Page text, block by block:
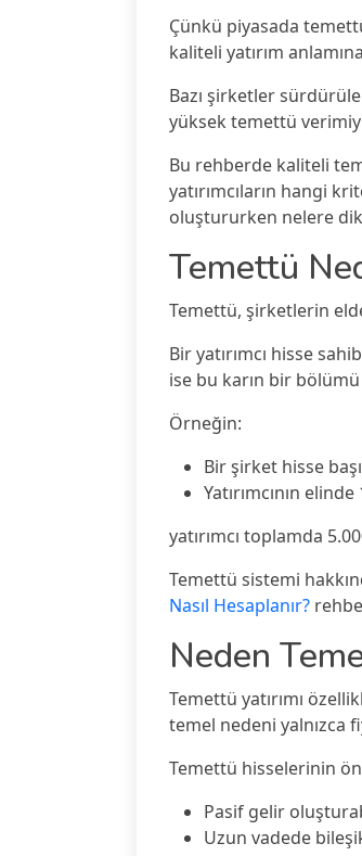
Çünkü piyasada
kaliteli yatırım
Bazı şirketler
yüksek temettü
Bu rehberde kaliteli
yatırımcıların hangi
oluştururken nelere
Temettü
Temettü, şirketlerin
Bir yatırımcı hisse
ise bu karın bir bölümü
Örneğin:
Bir şirket hisse
Yatırımcının
yatırımcı toplamda
Temettü sistemi
Nasıl Hesaplanır?
Neden
Temettü yatırımı
temel nedeni yalnızca
Temettü hisselerinin
Pasif gelir
Uzun vadede